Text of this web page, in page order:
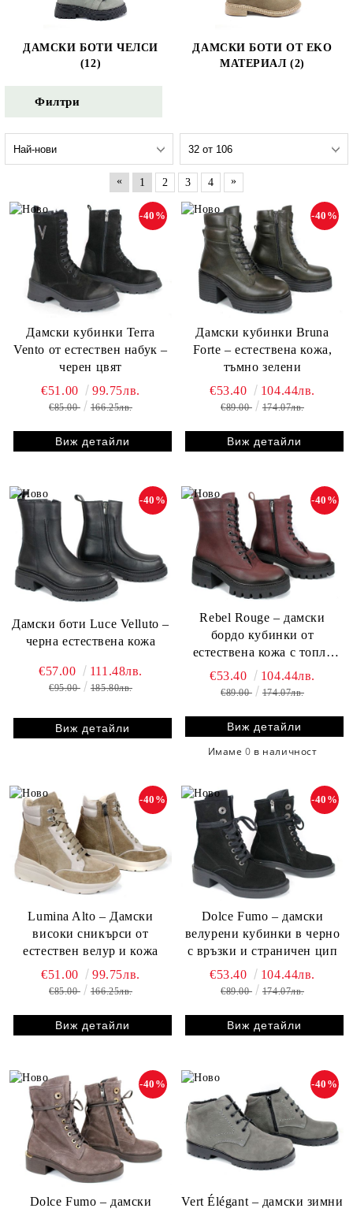
ДАМСКИ БОТИ ЧЕЛСИ
(12)
ДАМСКИ БОТИ ОТ EKO
МАТЕРИАЛ (2)
Филтри
« 1 2 3 4 »
Дамски кубинки Terra
Vento от естествен набук –
черен цвят
-40%
€51.00 99.75лв.
€85.00 166.25лв.
Виж детайли
Дамски кубинки Bruna
Forte – естествена кожа,
тъмно зелени
-40%
€53.40 104.44лв.
€89.00 174.07лв.
Виж детайли
Дамски боти Luce Velluto –
черна естествена кожа
-40%
€57.00 111.48лв.
€95.00 185.80лв.
Виж детайли
Rebel Rouge – дамски
бордо кубинки от
естествена кожа с топла
подплата
-40%
€53.40 104.44лв.
€89.00 174.07лв.
Виж детайли
Имаме0 в наличност
Lumina Alto – Дамски
високи сникърси от
естествен велур и кожа
-40%
€51.00 99.75лв.
€85.00 166.25лв.
Виж детайли
Dolce Fumo – дамски
велурени кубинки в черно
с връзки и страничен цип
-40%
€53.40 104.44лв.
€89.00 174.07лв.
Виж детайли
Dolce Fumo – дамски
-40%
Vert Élégant – дамски зимни
-40%